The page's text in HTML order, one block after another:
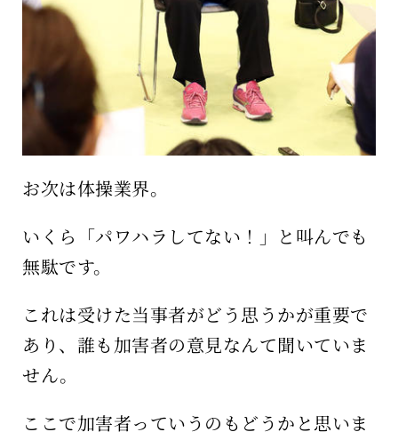
お次は体操業界。
いくら「パワハラしてない！」と叫んでも
無駄です。
これは受けた当事者がどう思うかが重要で
あり、誰も加害者の意見なんて聞いていま
せん。
ここで加害者っていうのもどうかと思いま